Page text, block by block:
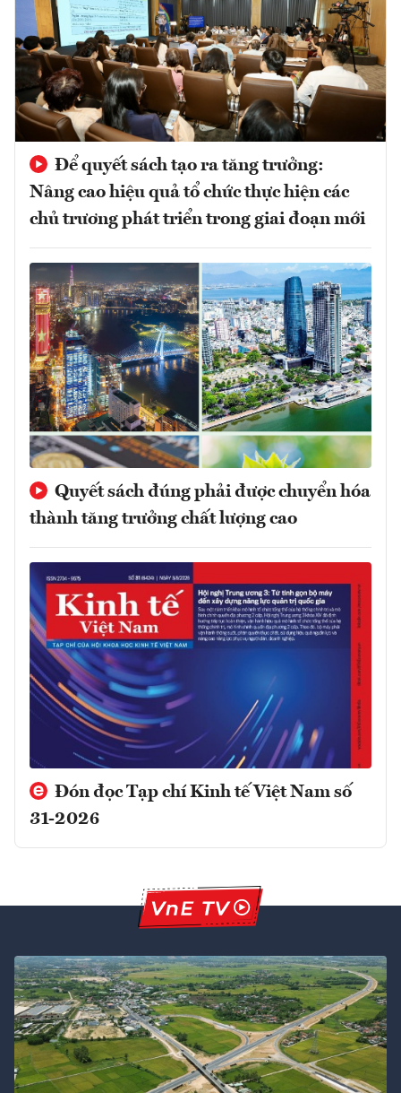
Để quyết sách tạo ra tăng trưởng:
Nâng cao hiệu quả tổ chức thực hiện các
chủ trương phát triển trong giai đoạn mới
Quyết sách đúng phải được chuyển hóa
thành tăng trưởng chất lượng cao
Đón đọc Tạp chí Kinh tế Việt Nam số
31-2026